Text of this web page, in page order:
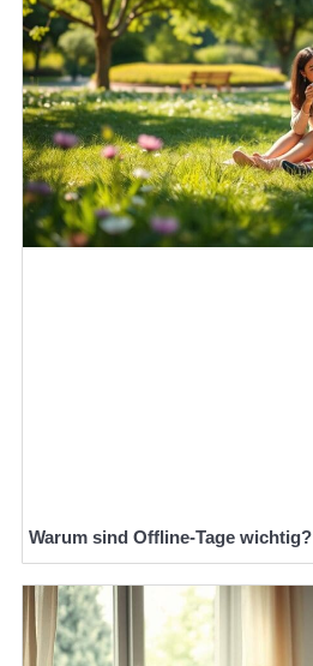
Warum sind Offline-Tage wichtig?